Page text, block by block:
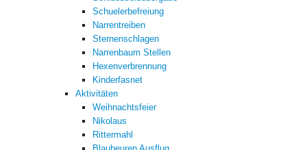
Schuelerbefreiung
Narrentreiben
Sternenschlagen
Narrenbaum Stellen
Hexenverbrennung
Kinderfasnet
Aktivitäten
Weihnachtsfeier
Nikolaus
Rittermahl